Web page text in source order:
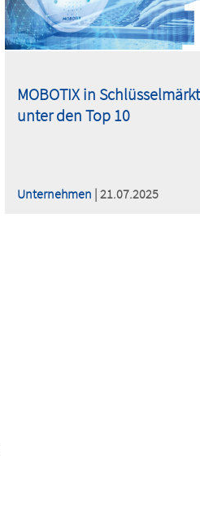
MOBOTIX in
unter den Top 10
Unternehmen | 21.07.2025